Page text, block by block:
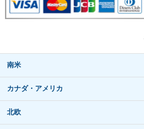
南米
カナダ・アメリカ
北欧